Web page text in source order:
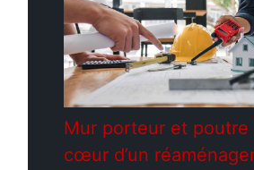
Mur porteur et poutre
cœur d’un